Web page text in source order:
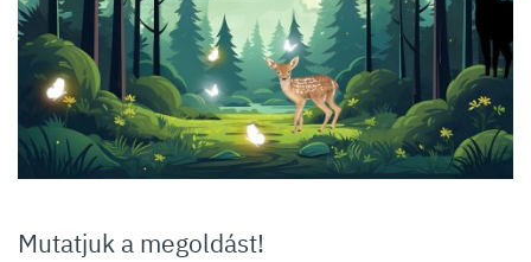
Mutatjuk a megoldást!